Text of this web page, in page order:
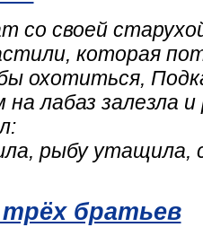
со своей
которая
охотиться,
лабаз залезла
рыбу утащила,
братьев